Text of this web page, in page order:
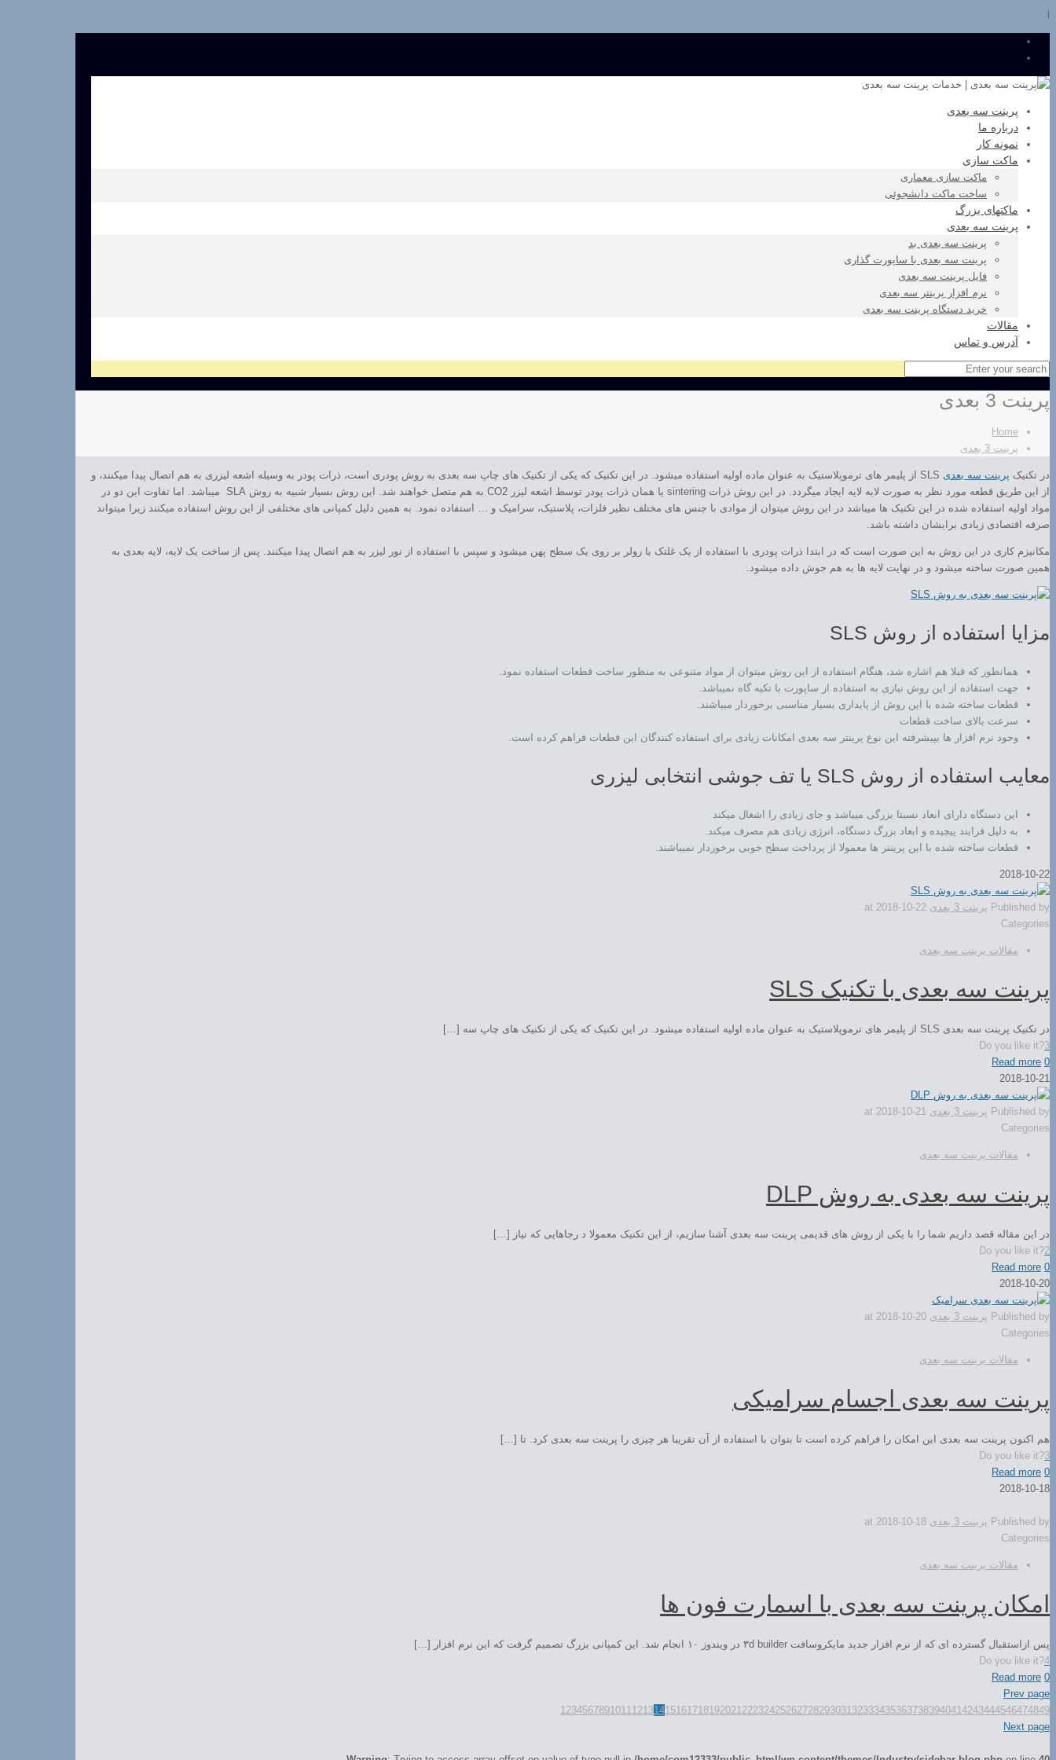
پرینت سه بعدی
درباره ما
نمونه کار
ماکت سازی
ماکت سازی معماری
ساخت ماکت دانشجوئی
ماکتهای بزرگ
پرینت سه بعدی
پرینت سه بعدی بد
پرینت سه بعدی با ساپورت گذاری
فایل پرینت سه بعدی
نرم افزار پرینتر سه بعدی
خرید دستگاه پرینت سه بعدی
مقالات
آدرس و تماس
پرینت 3 بعدی
Home
پرینت 3 بعدی
در تکنیک پرینت سه بعدی
SLS از پلیمر های ترموپلاستیک به عنوان ماده اولیه استفاده میشود. در این تکنیک که یکی از تکنیک های چاپ سه بعدی به روش پودری است، ذرات پودر به وسیله اشعه لیزری به هم اتصال پیدا میکنند، و
از این طریق قطعه مورد نظر به صورت لایه لایه ایجاد میگردد. در این روش ذرات sintering یا همان ذرات پودر توسط اشعه لیزر CO2 به هم متصل خواهند شد. این روش بسیار شبیه به روش SLA میباشد. اما تفاوت این دو در
مواد اولیه استفاده شده در این تکنیک ها میباشد در این روش میتوان از موادی با جنس های مختلف نظیر فلزات، پلاستیک، سرامیک و … استفاده نمود. به همین دلیل کمپانی های مختلفی از این روش استفاده میکنند زیرا میتواند
صرفه اقتصادی زیادی برایشان داشته باشد.
مکانیزم کاری در این روش به این صورت است که در ابتدا ذرات پودری با استفاده از یک غلتک یا رولر بر روی یک سطح پهن میشود و سپس با استفاده از نور لیزر به هم اتصال پیدا میکنند. پس از ساخت یک لایه، لایه بعدی به
همین صورت ساخته میشود و در نهایت لایه ها به هم جوش داده میشود.
مزایا استفاده از روش SLS
همانطور که قبلا هم اشاره شد، هنگام استفاده از این روش میتوان از مواد متنوعی به منظور ساخت قطعات استفاده نمود.
جهت استقاده از این روش نیازی به استفاده از ساپورت یا تکیه گاه نمیباشد.
قطعات ساخته شده با این روش از پایداری بسیار مناسبی برخوردار میباشند.
سرعت بالای ساخت قطعات
وجود نرم افزار ها یپیشرفته این نوع پرینتر سه بعدی امکانات زیادی برای استفاده کنندگان این قطعات فراهم کرده است.
معایب استفاده از روش SLS یا تف جوشی انتخابی لیزری
این دستگاه دارای ابعاد نسبتا بزرگی میباشد و جای زیادی را اشغال میکند
به دلیل فرایند پیچیده و ابعاد بزرگ دستگاه، انرژی زیادی هم مصرف میکند.
قطعات ساخته شده با این پرینتر ها معمولا از پرداخت سطح خوبی برخوردار نمیباشند.
2018-10-22
Published by پرینت 3 بعدی at 2018-10-22
Categories
مقالات پرینت سه بعدی
پرینت سه بعدی با تکنیک SLS
در تکنیک پرینت سه بعدی SLS از پلیمر های ترموپلاستیک به عنوان ماده اولیه استفاده میشود. در این تکنیک که یکی از تکنیک های چاپ سه […]
Do you like it?3
0
Read more
2018-10-21
Published by پرینت 3 بعدی at 2018-10-21
Categories
مقالات پرینت سه بعدی
پرینت سه بعدی به روش DLP
در این مقاله قصد داریم شما را با یکی از روش های قدیمی پرینت سه بعدی آشنا سازیم، از این تکنیک معمولا د رجاهایی که نیاز […]
Do you like it?2
0
Read more
2018-10-20
Published by پرینت 3 بعدی at 2018-10-20
Categories
مقالات پرینت سه بعدی
پرینت سه بعدی اجسام سرامیکی
هم اکنون پرینت سه بعدی این امکان را فراهم کرده است تا بتوان با استفاده از آن تقریبا هر چیزی را پرینت سه بعدی کرد. تا […]
Do you like it?3
0
Read more
2018-10-18
Published by پرینت 3 بعدی at 2018-10-18
Categories
مقالات پرینت سه بعدی
امکان پرینت سه بعدی با اسمارت فون ها
پس ازاستقبال گسترده ای که از نرم افزار جدید مایکروسافت ۳d builder در ویندوز ۱۰ انجام شد. این کمپانی بزرگ تصمیم گرفت که این نرم افزار […]
Do you like it?4
0
Read more
Prev page
1 234567891011 12131415161718192021 22232425262728293031 323334353637383940414243444546474849
Next page